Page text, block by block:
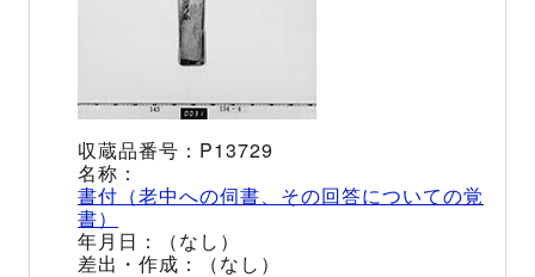
P13729
書付（老中への伺書、その回答についての覚
書）
（なし）
（なし）